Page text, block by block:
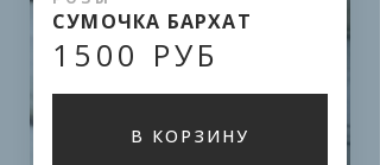
СУМОЧКА БАРХАТ
1500 РУБ
В КОРЗИНУ